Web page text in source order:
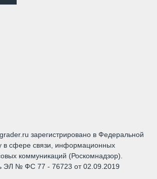
зарегистрировано в Федеральной
в сфере связи, информационных
коммуникаций (Роскомнадзор).
ЭЛ № ФС 77 - 76723 от 02.09.2019